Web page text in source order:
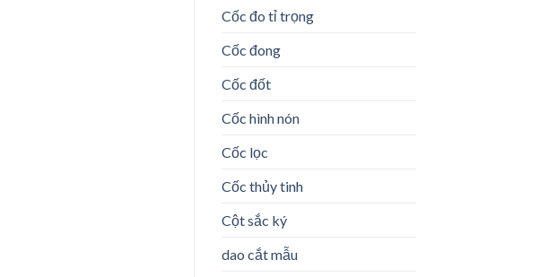
Cốc đo tỉ trọng
Cốc đong
Cốc đốt
Cốc hình nón
Cốc lọc
Cốc thủy tinh
Cột sắc ký
dao cắt mẫu